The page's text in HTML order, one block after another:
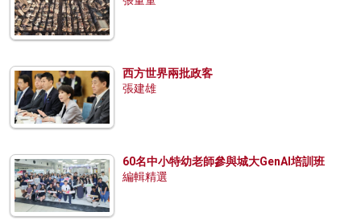
西方世界兩批政客
張建雄
60名中小特幼老師參與城大GenAI培訓班
編輯精選